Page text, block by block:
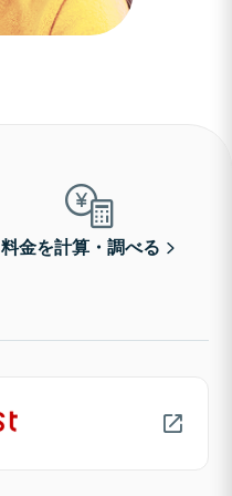
料金を計算・調べる